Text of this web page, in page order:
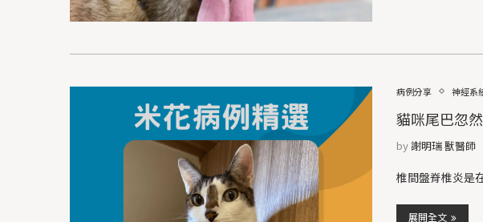
病例分享 神經系
貓咪尾巴忽
by謝明瑞 獸醫師
椎間盤脊椎炎是
展開全文